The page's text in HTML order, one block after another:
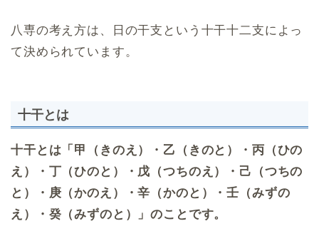
八専の考え方は、日の干支という十干十二支によっ
て決められています。
十干とは
十干とは「甲（きのえ）・乙（きのと）・丙（ひの
え）・丁（ひのと）・戊（つちのえ）・己（つちの
と）・庚（かのえ）・辛（かのと）・壬（みずの
え）・癸（みずのと）」のことです。